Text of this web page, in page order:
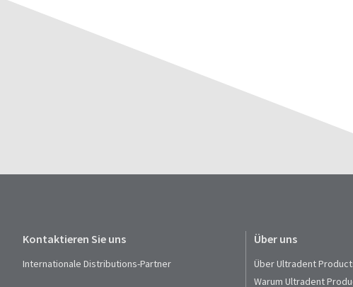
Kontaktieren Sie uns
Internationale Distributions-Partner
Über uns
Über Ultradent
Warum Ultradent